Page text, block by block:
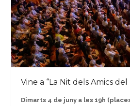
Vine a “La Nit dels Amics del
Dimarts 4 de juny a les 19h